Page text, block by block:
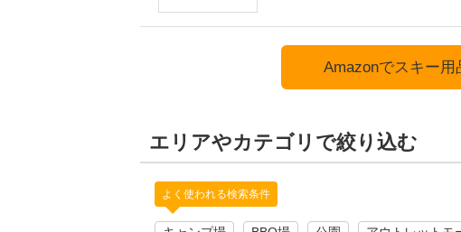
Amazonでスキー用
エリアやカテゴリで絞り込む
よく使われる検索条件